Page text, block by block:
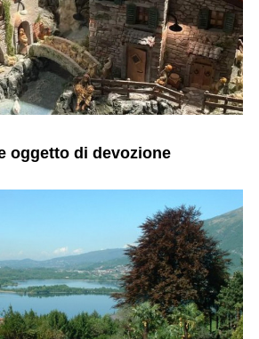
oggetto di devozione